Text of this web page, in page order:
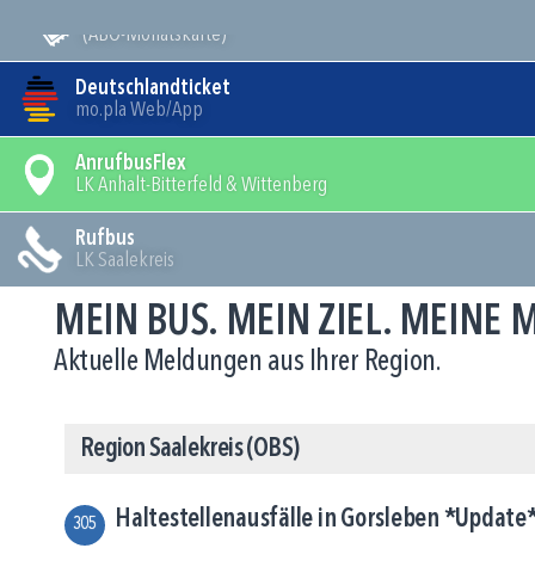
(ABO-Monatskarte)
Deutschlandticket
mo.pla Web/App
AnrufbusFlex
LK Anhalt-Bitterfeld & Wittenberg
Rufbus
LK Saalekreis
MEIN BUS. MEIN ZIEL. MEINE
Aktuelle Meldungen aus Ihrer Region.
Region Saalekreis (OBS)
305 Haltestellenausfälle in Gorsleben